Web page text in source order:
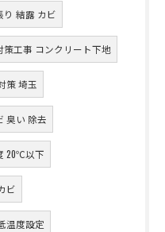
り 結露 カビ
策工事 コンクリート下地
策 埼玉
臭い 除去
20℃以下
ビ
温度設定